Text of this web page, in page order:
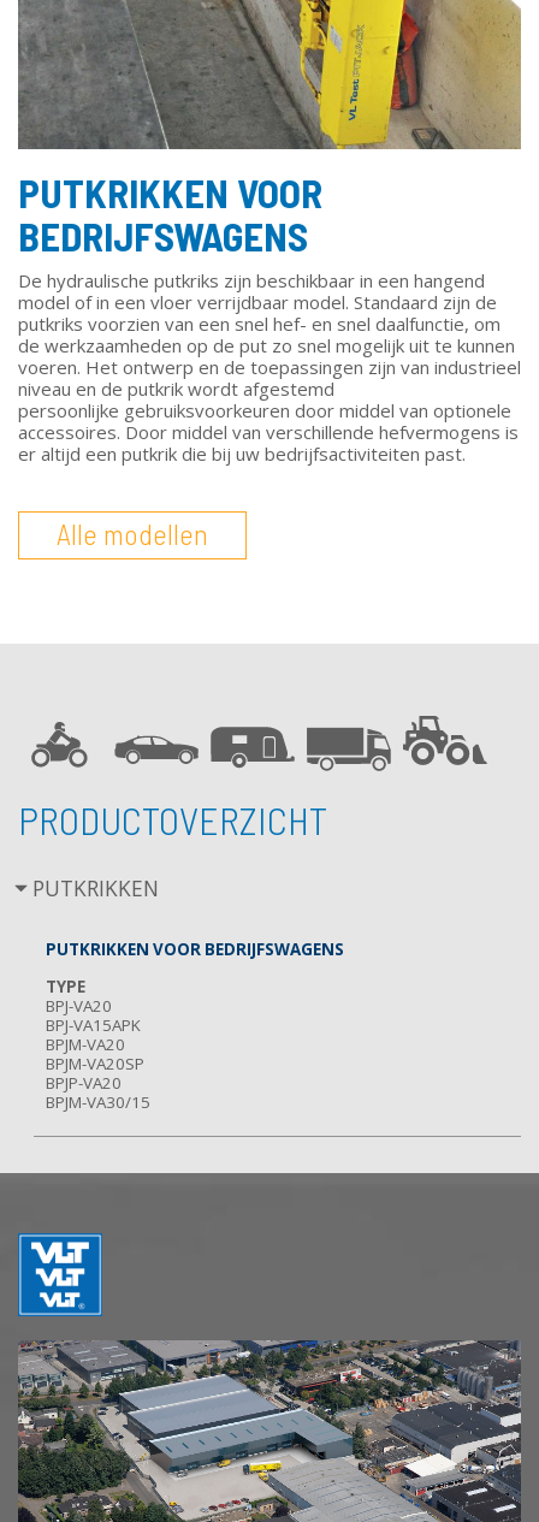
PUTKRIKKEN VOOR
BEDRIJFSWAGENS
De hydraulische putkriks zijn beschikbaar in een hangend
model of in een vloer verrijdbaar model. Standaard zijn de
putkriks voorzien van een snel hef- en snel daalfunctie, om
de werkzaamheden op de put zo snel mogelijk uit te kunnen
voeren. Het ontwerp en de toepassingen zijn van industrieel
niveau en de putkrik wordt afgestemd
persoonlijke gebruiksvoorkeuren door middel van optionele
accessoires. Door middel van verschillende hefvermogens is
er altijd een putkrik die bij uw bedrijfsactiviteiten past.
Alle modellen
PRODUCTOVERZICHT
PUTKRIKKEN
PUTKRIKKEN VOOR BEDRIJFSWAGENS
TYPE
BPJ-VA20
BPJ-VA15APK
BPJM-VA20
BPJM-VA20SP
BPJP-VA20
BPJM-VA30/15